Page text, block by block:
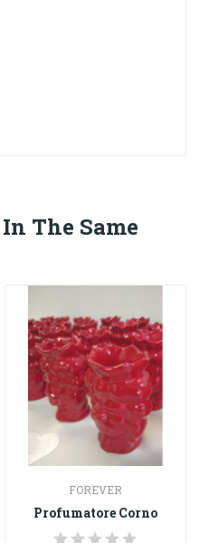
The Same
FOREVER
Profumatore Corno